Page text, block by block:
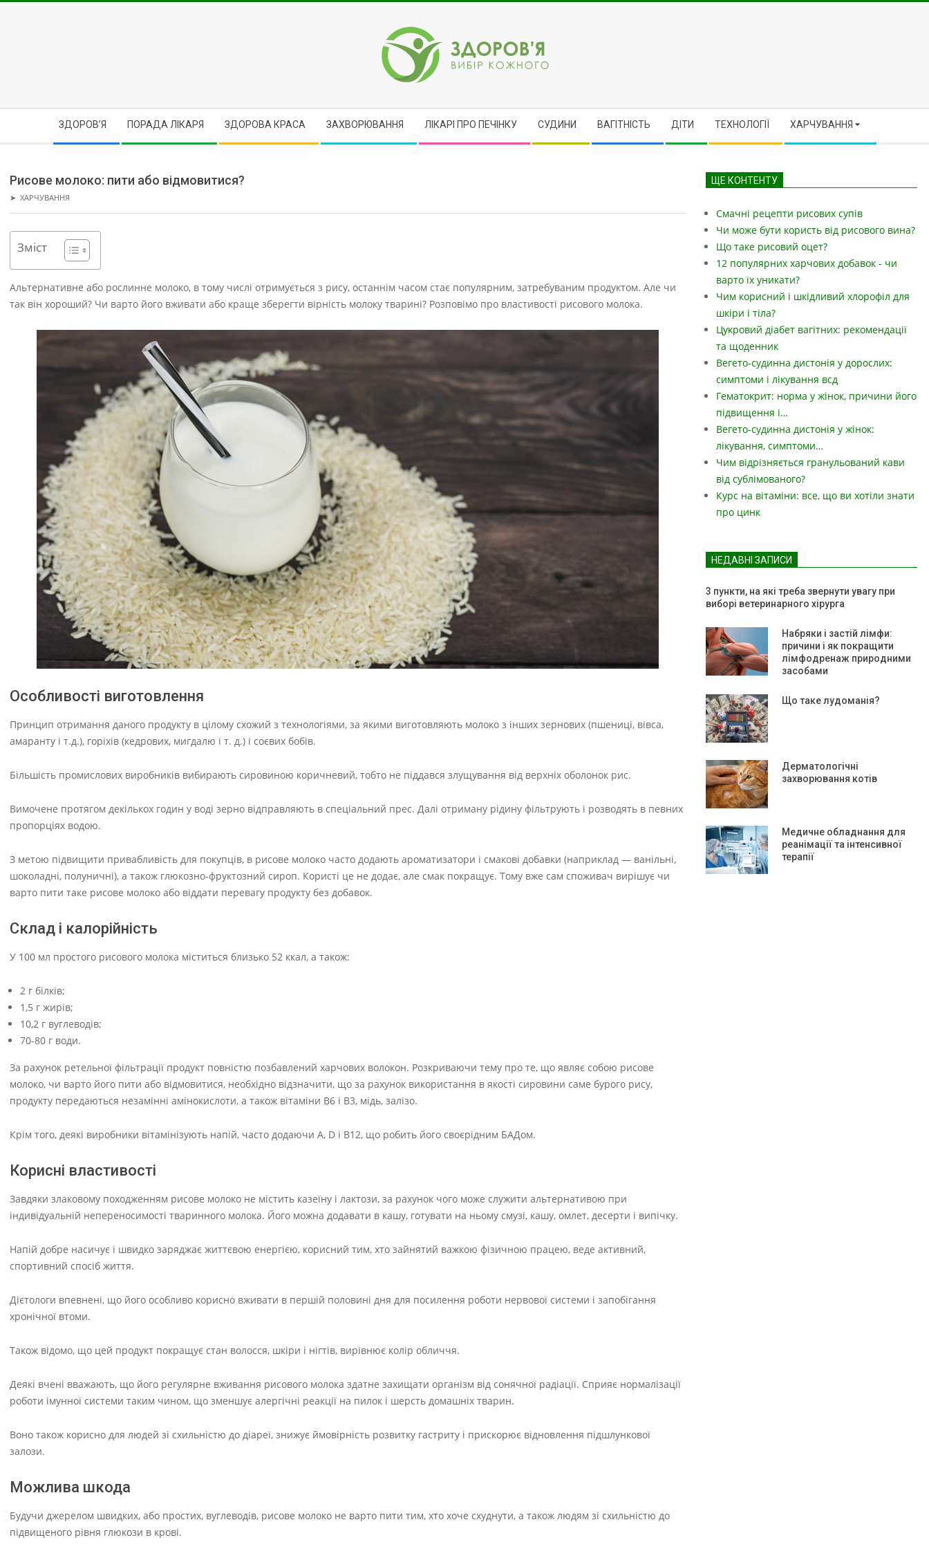
ЗДОРОВ'Я
ЗДОРОВ’Я ПОРАДА ЛІКАРЯ ЗДОРОВА КРАСА ЗАХВОРЮВАННЯ ЛІКАРІ ПРО ПЕЧІНКУ CУДИНИ ВАГІТНІСТЬ ДІТИ ТЕХНОЛОГІЇ ХАРЧУВАННЯ
Рисове молоко: пити або відмовитися?
➤ ХАРЧУВАННЯ
Зміст
Альтернативне або рослинне молоко, в тому числі отримується з рису, останнім часом стає популярним, затребуваним продуктом. Але чи
так він хороший? Чи варто його вживати або краще зберегти вірність молоку тварині? Розповімо про властивості рисового молока.
Особливості виготовлення
Принцип отримання даного продукту в цілому схожий з технологіями, за якими виготовляють молоко з інших зернових (пшениці, вівса,
амаранту і т.д.), горіхів (кедрових, мигдалю і т. д.) і соєвих бобів.
Більшість промислових виробників вибирають сировиною коричневий, тобто не піддався злущування від верхніх оболонок рис.
Вимочене протягом декількох годин у воді зерно відправляють в спеціальний прес. Далі отриману рідину фільтрують і розводять в певних
пропорціях водою.
З метою підвищити привабливість для покупців, в рисове молоко часто додають ароматизатори і смакові добавки (наприклад — ванільні,
шоколадні, полуничні), а також глюкозно-фруктозний сироп. Користі це не додає, але смак покращує. Тому вже сам споживач вирішує чи
варто пити таке рисове молоко або віддати перевагу продукту без добавок.
Склад і калорійність
У 100 мл простого рисового молока міститься близько 52 ккал, а також:
2 г білків;
1,5 г жирів;
10,2 г вуглеводів;
70-80 г води.
За рахунок ретельної фільтрації продукт повністю позбавлений харчових волокон. Розкриваючи тему про те, що являє собою рисове
молоко, чи варто його пити або відмовитися, необхідно відзначити, що за рахунок використання в якості сировини саме бурого рису,
продукту передаються незамінні амінокислоти, а також вітаміни В6 і В3, мідь, залізо.
Крім того, деякі виробники вітамінізують напій, часто додаючи А, D і В12, що робить його своєрідним БАДом.
Корисні властивості
Завдяки злаковому походженням рисове молоко не містить казеїну і лактози, за рахунок чого може служити альтернативою при
індивідуальній непереносимості тваринного молока. Його можна додавати в кашу, готувати на ньому смузі, кашу, омлет, десерти і випічку.
Напій добре насичує і швидко заряджає життєвою енергією, корисний тим, хто зайнятий важкою фізичною працею, веде активний,
спортивний спосіб життя.
Дієтологи впевнені, що його особливо корисно вживати в першій половині дня для посилення роботи нервової системи і запобігання
хронічної втоми.
Також відомо, що цей продукт покращує стан волосся, шкіри і нігтів, вирівнює колір обличчя.
Деякі вчені вважають, що його регулярне вживання рисового молока здатне захищати організм від сонячної радіації. Сприяє нормалізації
роботи імунної системи таким чином, що зменшує алергічні реакції на пилок і шерсть домашніх тварин.
Воно також корисно для людей зі схильністю до діареї, знижує ймовірність розвитку гастриту і прискорює відновлення підшлункової
залози.
Можлива шкода
Будучи джерелом швидких, або простих, вуглеводів, рисове молоко не варто пити тим, хто хоче схуднути, а також людям зі схильністю до
підвищеного рівня глюкози в крові.
ЩЕ КОНТЕНТУ
Смачні рецепти рисових супів
Чи може бути користь від рисового вина?
Що таке рисовий оцет?
12 популярних харчових добавок - чи
варто їх уникати?
Чим корисний і шкідливий хлорофіл для
шкіри і тіла?
Цукровий діабет вагітних: рекомендації
та щоденник
Вегето-судинна дистонія у дорослих:
симптоми і лікування всд
Гематокрит: норма у жінок, причини його
підвищення і…
Вегето-судинна дистонія у жінок:
лікування, симптоми…
Чим відрізняється гранульований кави
від сублімованого?
Курс на вітаміни: все, що ви хотіли знати
про цинк
НЕДАВНІ ЗАПИСИ
3 пункти, на які треба звернути увагу при
виборі ветеринарного хірурга
Набряки і застій лімфи:
причини і як покращити
лімфодренаж природними
засобами
Що таке лудоманія?
Дерматологічні
захворювання котів
Медичне обладнання для
реанімації та інтенсивної
терапії